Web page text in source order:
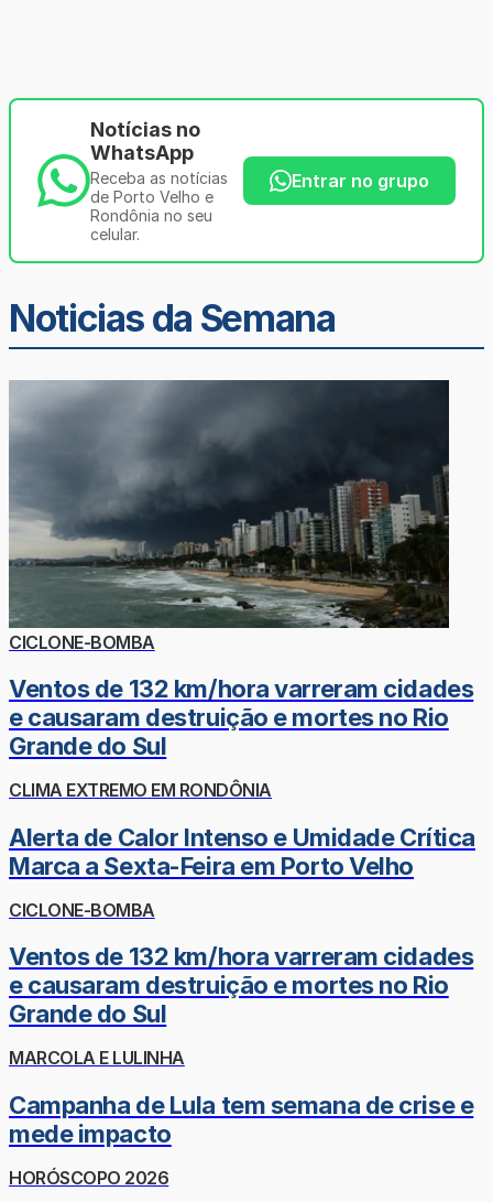
Notícias no
WhatsApp
Receba as notícias
de Porto Velho e
Rondônia no seu
celular.
Entrar no grupo
Noticias da Semana
CICLONE-BOMBA
Ventos de 132 km/hora varreram cidades
e causaram destruição e mortes no Rio
Grande do Sul
CLIMA EXTREMO EM RONDÔNIA
Alerta de Calor Intenso e Umidade Crítica
Marca a Sexta-Feira em Porto Velho
CICLONE-BOMBA
Ventos de 132 km/hora varreram cidades
e causaram destruição e mortes no Rio
Grande do Sul
MARCOLA E LULINHA
Campanha de Lula tem semana de crise e
mede impacto
HORÓSCOPO 2026